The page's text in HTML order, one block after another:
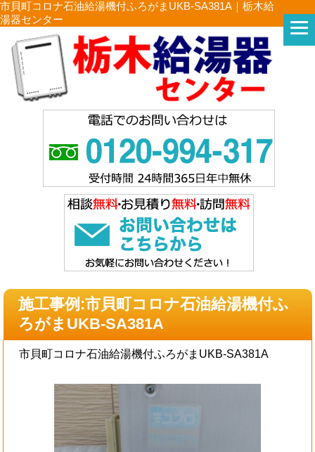
市貝町コロナ石油給湯機付ふろがまUKB-SA381A｜栃木給
湯器センター
施工事例:市貝町コロナ石油給湯機付ふ
ろがまUKB-SA381A
市貝町コロナ石油給湯機付ふろがまUKB-SA381A